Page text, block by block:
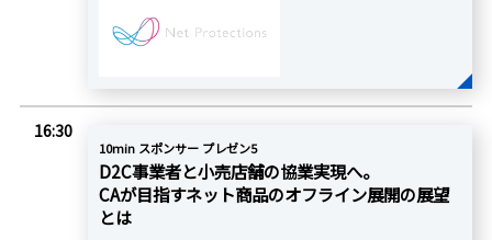
16:30
10min スポンサー プレゼン5
D2C事業者と小売店舗の協業実現へ。
CAが目指すネット商品のオフライン展開の展望
とは